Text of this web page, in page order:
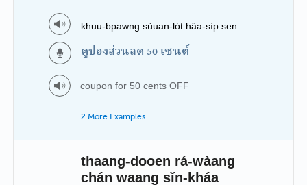
khuu-bpawng sùuan-lót hâa-sìp sen
คูปองส่วนลด 50 เซนต์
coupon for 50 cents OFF
2 More Examples
thaang-dooen rá-wàang
chán waang sǐn-kháa